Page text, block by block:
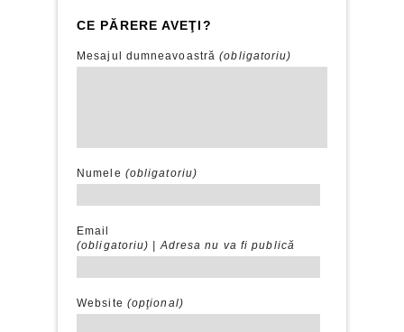
CE PĂRERE AVEŢI?
Mesajul dumneavoastră (obligatoriu)
Numele (obligatoriu)
Email
(obligatoriu) |Adresa nu va fi publică
Website (opţional)